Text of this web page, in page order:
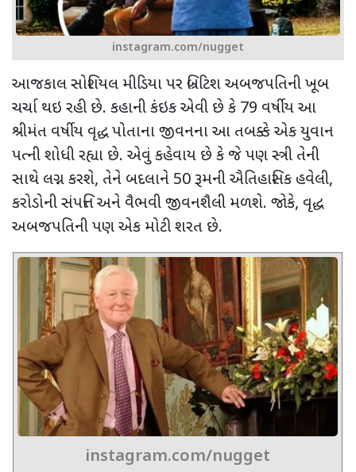
instagram.com/nugget
આજકાલ સોશિયલ મીડિયા પર બ્રિટિશ અબજપતિની ખૂબ
ચર્ચા થઇ રહી છે. કહાની કંઇક એવી છે કે 79 વર્ષીય આ
શ્રીમંત વર્ષીય વૃદ્ધ પોતાના જીવનના આ તબક્કે એક યુવાન
પત્ની શોધી રહ્યા છે. એવું કહેવાય છે કે જે પણ સ્ત્રી તેની
સાથે લગ્ન કરશે, તેને બદલાને 50 રૂમની ઐતિહાસિક હવેલી,
કરોડોની સંપત્તિ અને વૈભવી જીવનશૈલી મળશે. જોકે, વૃદ્ધ
અબજપતિની પણ એક મોટી શરત છે.
instagram.com/nugget